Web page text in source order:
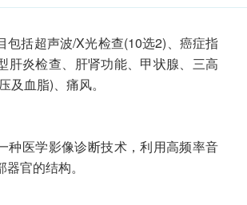
包括超声波/X光检查(10选2)、癌症指
肝炎检查、肝肾功能、甲状腺、三高
及血脂)、痛风。
种医学影像诊断技术，利用高频率音
官的结构。